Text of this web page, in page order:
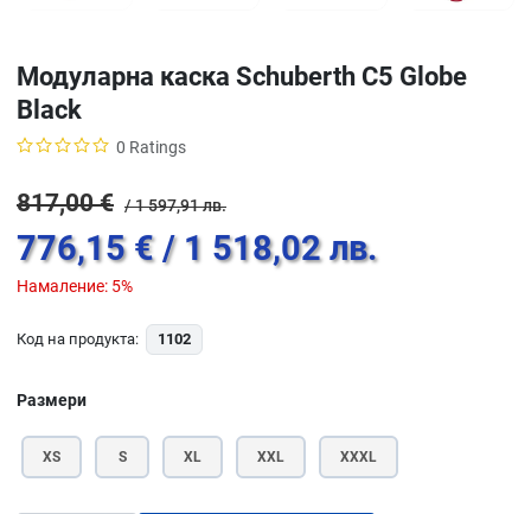
Модуларна каска Schuberth C5 Globe
Black
0 Ratings
817,00 € / 1 597,91 лв.
776,15 € / 1 518,02 лв.
Намаление: 5%
Код на продукта: 1102
Размери
XS S XL XXL XXXL